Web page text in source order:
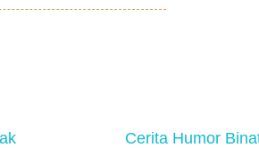
Cerita Humor